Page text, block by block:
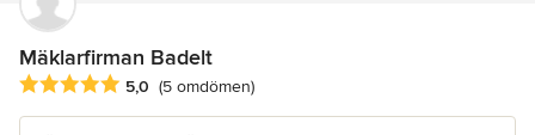
Mäklarfirman Badelt
Genomsnittligt omdöme: 5 av 5 stjärnor
5,0 (5 omdömen)